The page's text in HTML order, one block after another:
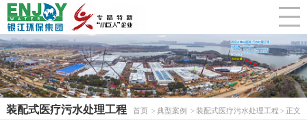
精致景观水处理系列
河道/湖泊综合治理系列
饮用水处理系列
精致庭院水景工程
城市河湖生态治理工程
农村污水治理工程
加入我们
English
CLOSE
装配式医疗污水处理工程 首页 典型案例 装配式医疗污水处理工程 正文